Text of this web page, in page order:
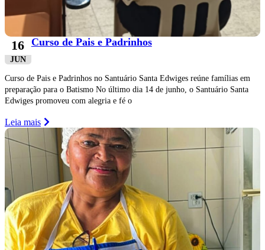
16
JUN
Curso de Pais e Padrinhos
Curso de Pais e Padrinhos no Santuário Santa Edwiges reúne famílias em
preparação para o Batismo No último dia 14 de junho, o Santuário Santa
Edwiges promoveu com alegria e fé o
Leia mais